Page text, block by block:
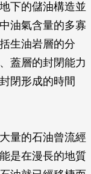
下的儲油構造並
油氣含量的多寡
生油岩層的分
蓋層的封閉能力
閉形成的時間
量的石油曾流經
是在漫長的地質